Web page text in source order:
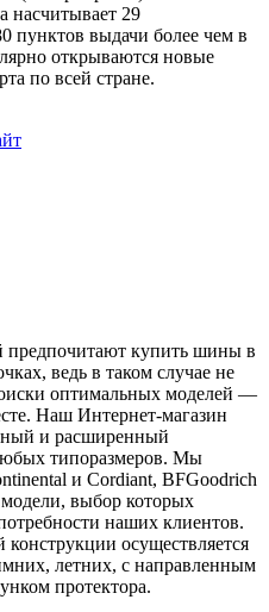
насчитывает 29
пунктов выдачи более чем в
открываются новые
по всей стране.
предпочитают купить шины в
ведь в таком случае не
оптимальных моделей —
Наш Интернет-магазин
и расширенный
типоразмеров. Мы
и Cordiant, BFGoodrich
выбор которых
наших клиентов.
осуществляется
летних, с направленным
протектора.